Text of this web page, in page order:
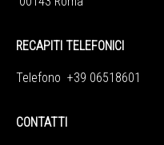
RECAPITI TELEFONICI
Telefono +39 06518601
CONTATTI